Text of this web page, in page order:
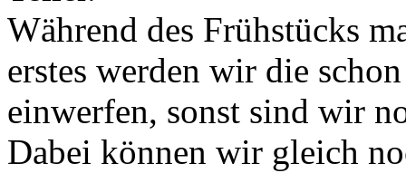
Während des Frühstücks
erstes werden wir die
einwerfen, sonst sind wir
Dabei können wir gleich